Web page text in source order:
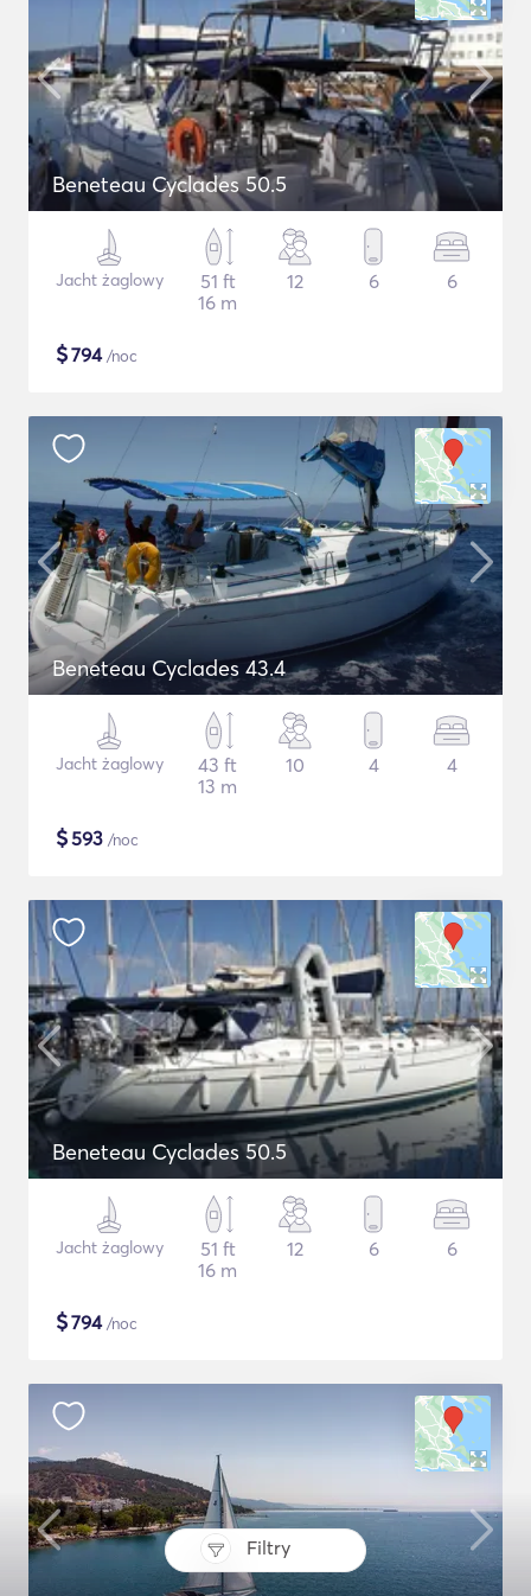
Filtry
Beneteau Cyclades 50.5
Jacht żaglowy
51 ft
16 m
12 6 6
$794/noc
Beneteau Cyclades 43.4
Jacht żaglowy
43 ft
13 m
10 4 4
$593 /noc
Beneteau Cyclades 50.5
Jacht żaglowy
51 ft
16 m
12 6 6
$794/noc